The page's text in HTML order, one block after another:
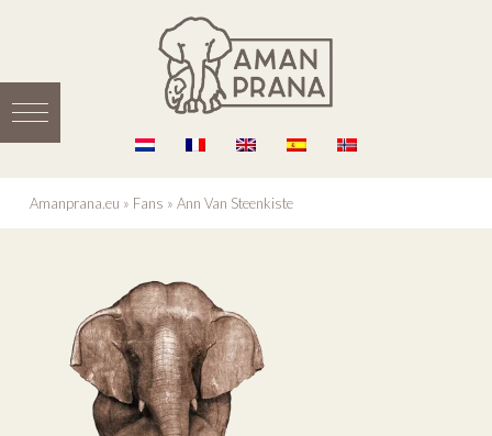
Amanprana.eu » Fans » Ann Van Steenkiste